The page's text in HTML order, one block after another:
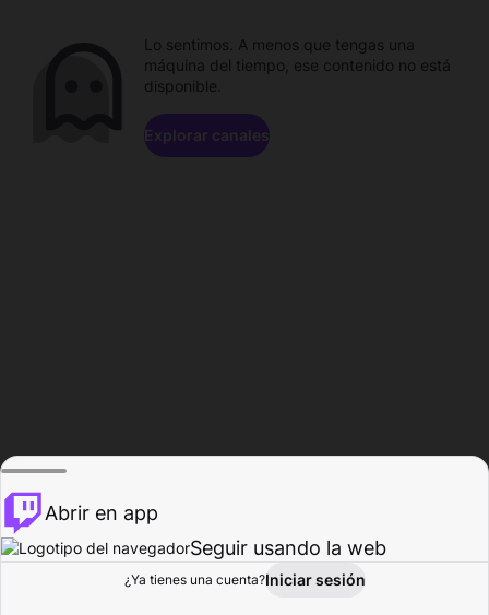
Explorar Actividad
Lo sentimos. A menos que tengas una
máquina del tiempo, ese contenido no está
disponible.
Explorar canales
Abrir en app
Seguir usando la web
¿Ya tienes una cuenta?Iniciar sesión